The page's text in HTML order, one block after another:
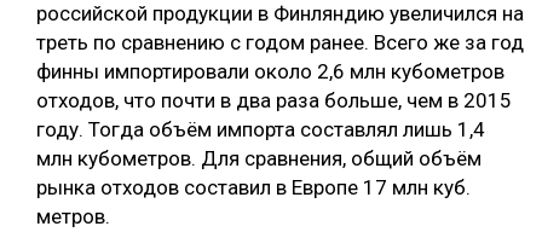
КОМПЛЕКСНАЯ ПЕРЕРАБОТКА
ДЕРЕВЯННОЕ ДОМОСТРОЕНИЕ
СОРТИРОВКА ДРЕВЕСИНЫ
российской продукции в Финляндию увеличился на
треть по сравнению с годом ранее. Всего же за год
финны импортировали около 2,6 млн кубометров
отходов, что почти в два раза больше, чем в 2015
году. Тогда объём импорта составлял лишь 1,4
млн кубометров. Для сравнения, общий объём
рынка отходов составил в Европе 17 млн куб.
метров.